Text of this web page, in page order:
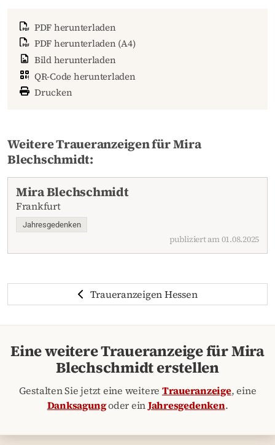
PDF herunterladen
PDF herunterladen (A4)
Bild herunterladen
QR-Code herunterladen
Drucken
Weitere Traueranzeigen für Mira
Blechschmidt:
Mira Blechschmidt
Frankfurt
Jahresgedenken
publiziert am 01.08.2025
Traueranzeigen Hessen
Eine weitere Traueranzeige für Mira
Blechschmidt erstellen
Gestalten Sie jetzt eine weitere Traueranzeige, eine
Danksagungoder einJahresgedenken.